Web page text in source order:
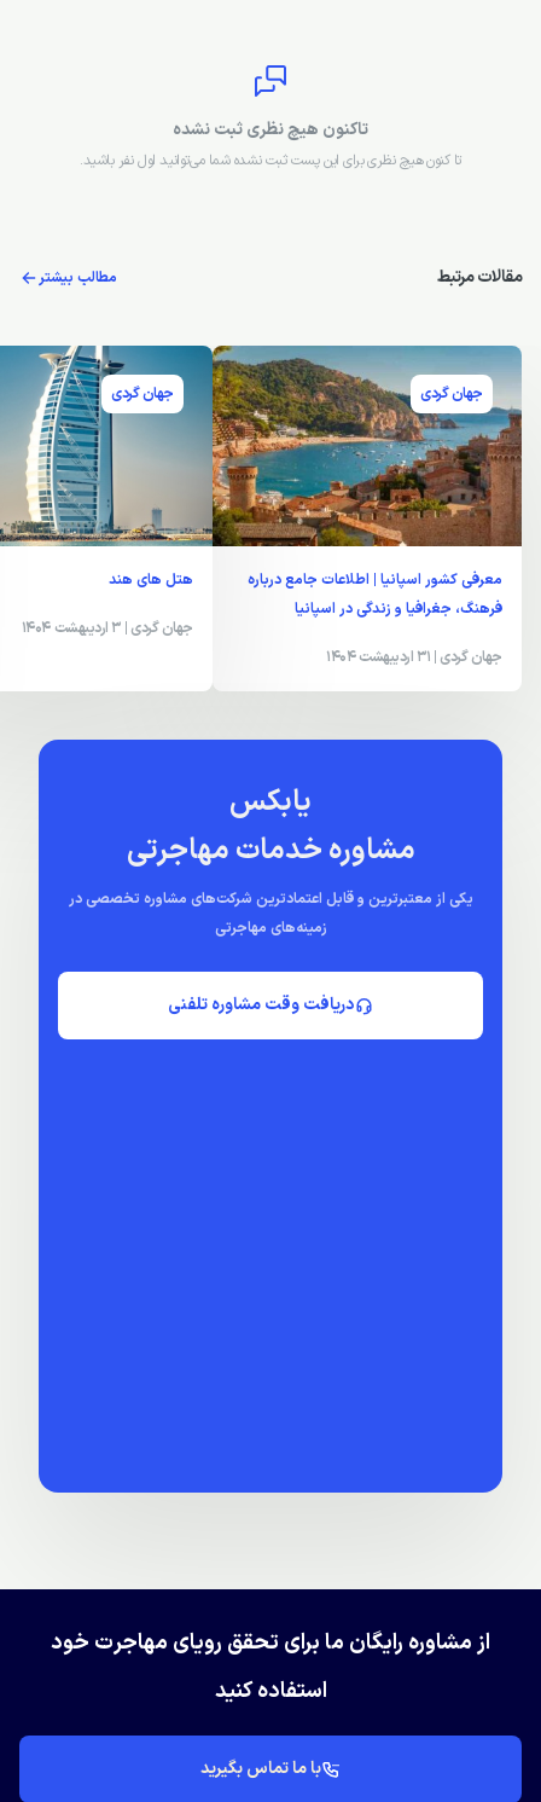
تاکنون هیچ نظری ثبت نشده
تا کنون هیچ نظری برای این پست ثبت نشده شما می‌توانید اول نفر باشید.
مقالات مرتبط مطالب بیشتر
جهان گردی
معرفی کشور اسپانیا | اطلاعات جامع درباره
فرهنگ، جغرافیا و زندگی در اسپانیا
جهان گردی | 31 اردیبهشت 1404
جهان گردی
هتل های هند
جهان گردی | 3 اردیبهشت 1404
یابکس
مشاوره خدمات مهاجرتی
یکی از معتبرترین و قابل اعتمادترین شرکت‌های مشاوره تخصصی در
زمینه‌های مهاجرتی
دریافت وقت مشاوره تلفنی
از مشاوره رایگان ما برای تحقق رویای مهاجرت خود
استفاده کنید
با ما تماس بگیرید